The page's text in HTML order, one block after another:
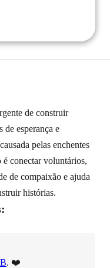
de construir
de esperança e
pelas enchentes
conectar voluntários,
de compaixão e ajuda
histórias.
. ❤️